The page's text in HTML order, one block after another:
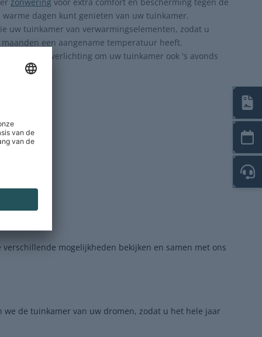
zonwering voor extra comfort en bescherming tegen de
warme dagen kunt genieten van uw tuinkamer.
uw tuinkamer van verwarmingselementen, zodat u
een aangename temperatuur heeft.
sfeervolle verlichting om uw tuinkamer ook 's avonds
te maken.
mogelijkheden bekijken en samen met ons
we de tuinkamer van uw dromen, zodat u het hele jaar